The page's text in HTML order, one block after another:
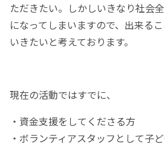
ただきたい。しかしいきなり社会
になってしまいますので、出来る
いきたいと考えております。
現在の活動ではすでに、
・資金支援をしてくださる方
・ボランティアスタッフとして子